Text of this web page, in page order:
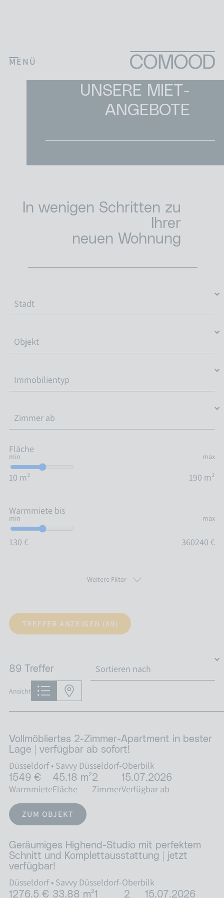
MENÜ
Main Navigation
COMOOD
UNSERE MIET­
ANGEBOTE
In wenigen Schritten zu
Ihrer
neuen Wohnung
Fläche
min max
10 m² 190 m²
Warmmiete bis
min max
130 € 360240 €
Weitere Filter
TREFFER ANZEIGEN (89)
89 Treffer
Ansicht
Vollmöbliertes 2-Zimmer-Apartment in bester
Lage | verfügbar ab sofort!
Düsseldorf• Savvy Düsseldorf-Oberbilk
1549 €
Warmmiete
45.18 m²
Fläche
2
Zimmer
15.07.2026
Verfügbar ab
ZUM OBJEKT
Geräumiges Highend-Studio mit perfektem
Schnitt und Komplettausstattung | jetzt
verfügbar!
Düsseldorf• Savvy Düsseldorf-Oberbilk
1276.5 € 33.88 m²1 2 15.07.2026